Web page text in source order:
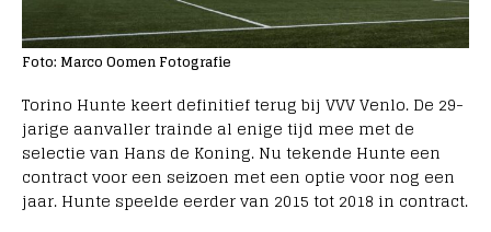
Foto: Marco Oomen Fotografie
Torino Hunte keert definitief terug bij VVV Venlo. De 29-
jarige aanvaller trainde al enige tijd mee met de
selectie van Hans de Koning. Nu tekende Hunte een
contract voor een seizoen met een optie voor nog een
jaar. Hunte speelde eerder van 2015 tot 2018 in contract.